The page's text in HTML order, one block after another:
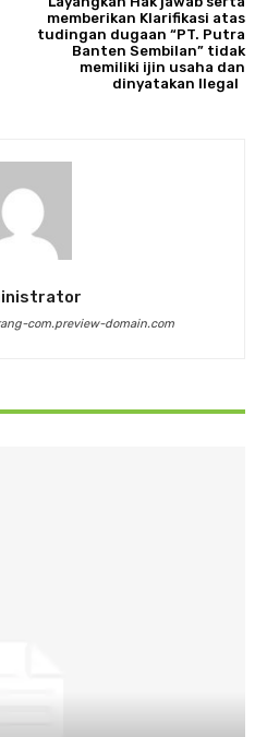
memberikan Klarifikasi atas
tudingan dugaan “PT. Putra
Banten Sembilan” tidak
memiliki ijin usaha dan
dinyatakan Ilegal
com.preview-domain.com